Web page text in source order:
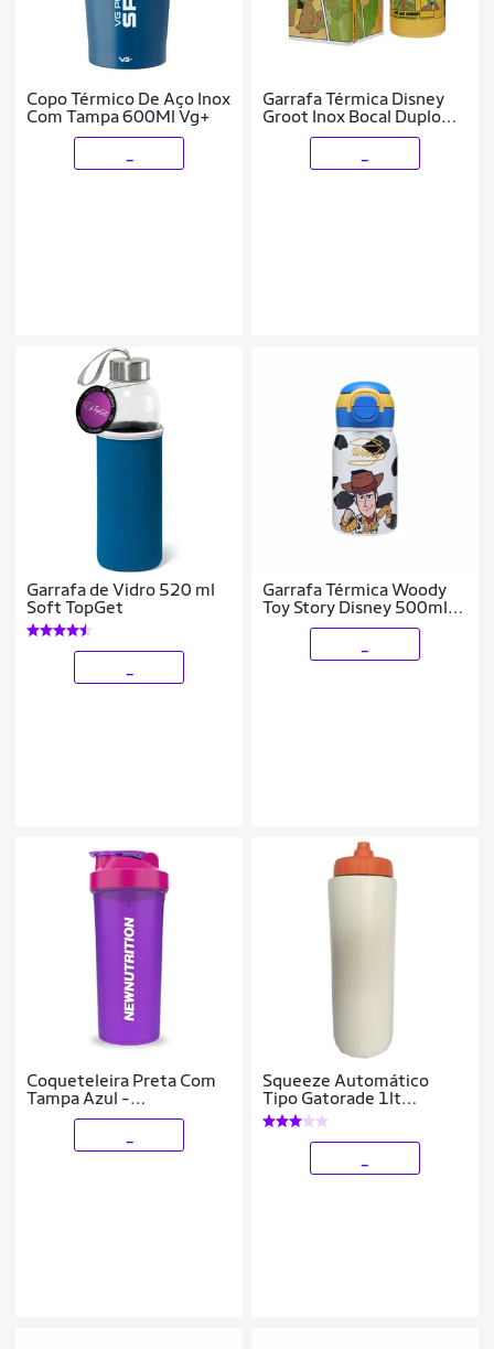
Copo Térmico De Aço Inox
Com Tampa 600Ml Vg+
Garrafa Térmica Disney
Groot Inox Bocal Duplo
500ML
Garrafa de Vidro 520 ml
Soft TopGet
Garrafa Térmica Woody
Toy Story Disney 500ml
Inox Bocal Duplo
Coqueteleira Preta Com
Tampa Azul -
NewNutrition
Squeeze Automático
Tipo Gatorade 1lt
Rythmoon s/ logo
Branco/Laranja